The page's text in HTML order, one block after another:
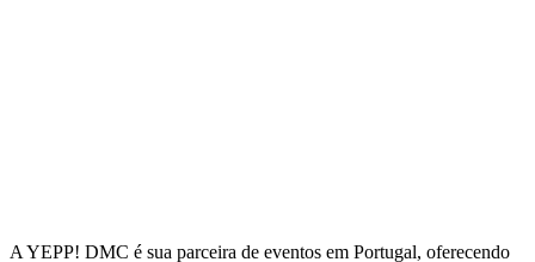
A YEPP! DMC é sua parceira de eventos em Portugal, oferecendo